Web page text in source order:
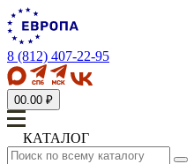
8 (812) 407-22-95
00.00 ₽
КАТАЛОГ